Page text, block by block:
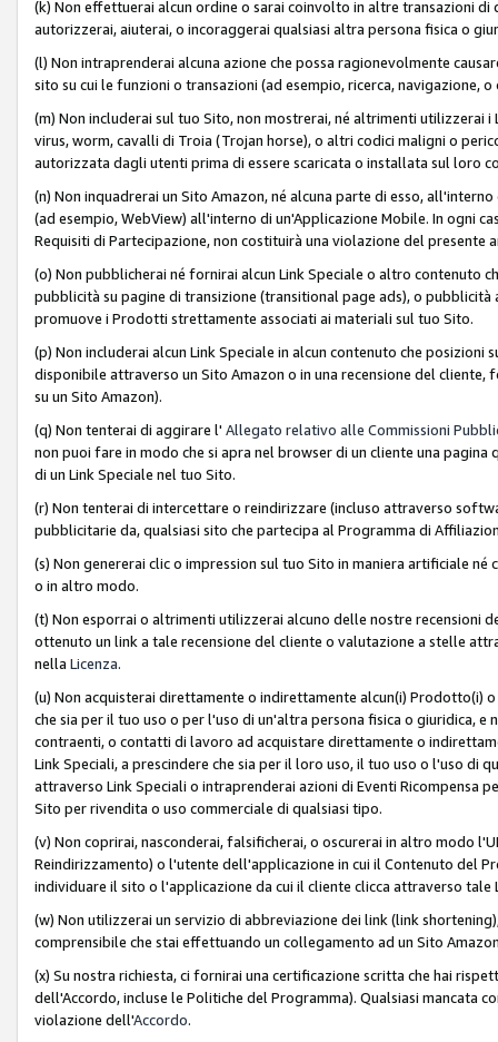
(k) Non effettuerai alcun ordine o sarai coinvolto in altre transazioni
autorizzerai, aiuterai, o incoraggerai qualsiasi altra persona fisica o
(l) Non intraprenderai alcuna azione che possa ragionevolmente
sito su cui le funzioni o transazioni (ad esempio, ricerca, navigazione,
(m) Non includerai sul tuo Sito, non mostrerai, né altrimenti utilizzerai
virus, worm, cavalli di Troia (Trojan horse), o altri codici maligni o
autorizzata dagli utenti prima di essere scaricata o installata sul loro
(n) Non inquadrerai un Sito Amazon, né alcuna parte di esso,
(ad esempio, WebView) all'interno di un'Applicazione Mobile. In ogni
Requisiti di Partecipazione, non costituirà una violazione del presente
(o) Non pubblicherai né fornirai alcun Link Speciale o altro contenuto
pubblicità su pagine di transizione (transitional page ads), o
promuove i Prodotti strettamente associati ai materiali sul tuo Sito.
(p) Non includerai alcun Link Speciale in alcun contenuto che
disponibile attraverso un Sito Amazon o in una recensione del
su un Sito Amazon).
(q) Non tenterai di aggirare l' Allegato relativo alle Commissioni
non puoi fare in modo che si apra nel browser di un cliente una
di un Link Speciale nel tuo Sito.
(r) Non tenterai di intercettare o reindirizzare (incluso attraverso
pubblicitarie da, qualsiasi sito che partecipa al Programma di
(s) Non genererai clic o impression sul tuo Sito in maniera artificiale
o in altro modo.
(t) Non esporrai o altrimenti utilizzerai alcuno delle nostre recensioni
ottenuto un link a tale recensione del cliente o valutazione a stelle
nella Licenza.
(u) Non acquisterai direttamente o indirettamente alcun(i) Prodotto(i)
che sia per il tuo uso o per l'uso di un'altra persona fisica o giuridica,
contraenti, o contatti di lavoro ad acquistare direttamente o
Link Speciali, a prescindere che sia per il loro uso, il tuo uso o l'uso di
attraverso Link Speciali o intraprenderai azioni di Eventi
Sito per rivendita o uso commerciale di qualsiasi tipo.
(v) Non coprirai, nasconderai, falsificherai, o oscurerai in altro modo
Reindirizzamento) o l'utente dell'applicazione in cui il Contenuto del
individuare il sito o l'applicazione da cui il cliente clicca attraverso tale
(w) Non utilizzerai un servizio di abbreviazione dei link (link
comprensibile che stai effettuando un collegamento ad un Sito
(x) Su nostra richiesta, ci fornirai una certificazione scritta che hai
dell'Accordo, incluse le Politiche del Programma). Qualsiasi mancata
violazione dell'Accordo.